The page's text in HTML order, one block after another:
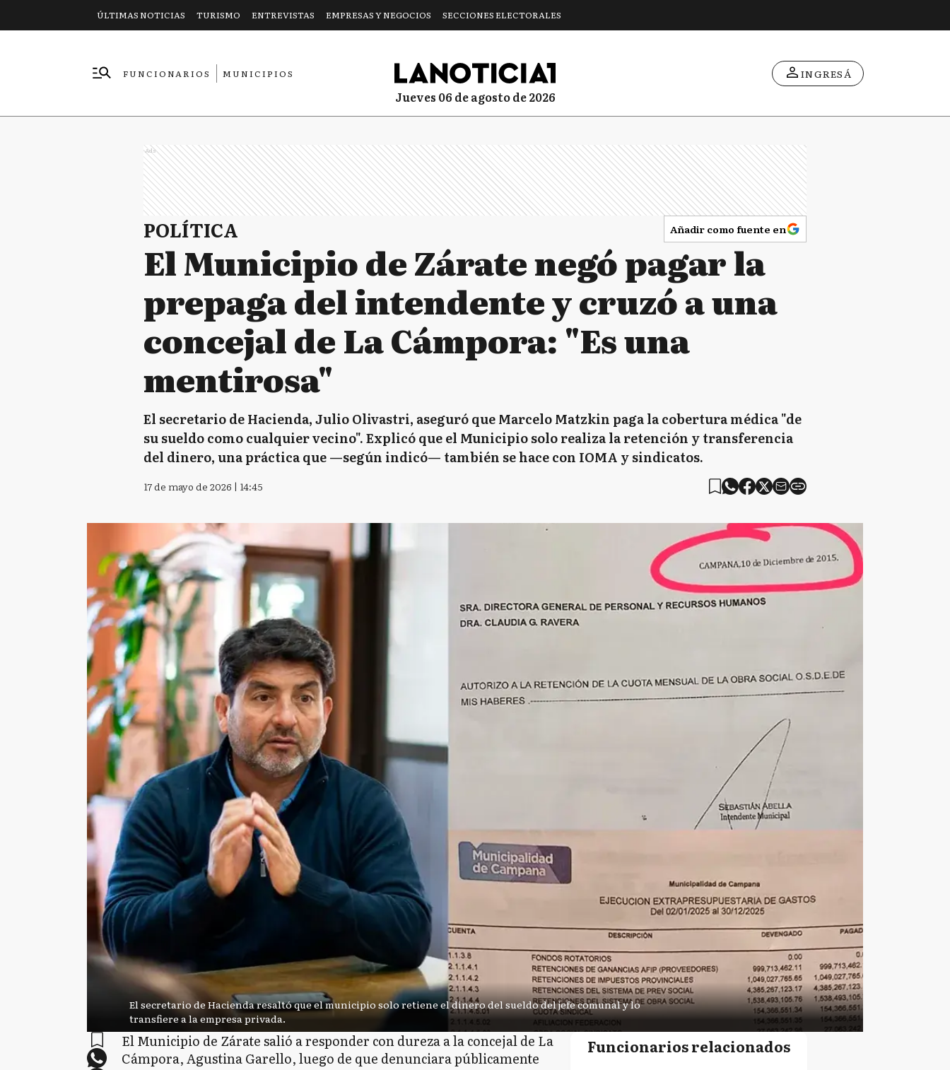
ÚLTIMAS NOTICIAS TURISMO ENTREVISTAS EMPRESAS Y NEGOCIOS SECCIONES ELECTORALES
FUNCIONARIOS
MUNICIPIOS
jueves 06 de agosto de 2026
INGRESÁ
Ads
POLÍTICA Añadir como fuente en
El Municipio de Zárate negó pagar la
prepaga del intendente y cruzó a una
concejal de La Cámpora: "Es una
mentirosa"
El secretario de Hacienda, Julio Olivastri, aseguró que Marcelo Matzkin paga la cobertura médica "de
su sueldo como cualquier vecino". Explicó que el Municipio solo realiza la retención y transferencia
del dinero, una práctica que —según indicó— también se hace con IOMA y sindicatos.
17 de mayo de 2026 | 14:45
El secretario de Hacienda resaltó que el municipio solo retiene el dinero del sueldo del jefe comunal y lo
transfiere a la empresa privada.
El Municipio de Zárate salió a responder con dureza a la concejal de La
Cámpora, Agustina Garello, luego de que denunciara públicamente
Funcionarios relacionados